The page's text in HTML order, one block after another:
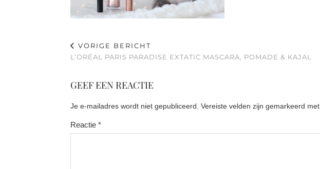
VORIGE BERICHT
L’ORÉAL PARIS PARADISE EXTATIC MASCARA, POMADE & KAJAL
GEEF EEN REACTIE
Je e-mailadres wordt niet gepubliceerd. Vereiste velden zijn gemarkeerd met
Reactie *